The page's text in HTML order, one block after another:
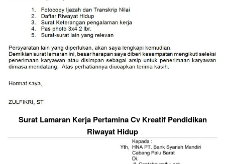
Surat Lamaran Kerja Pertamina Cv Kreatif Pendidikan
Riwayat Hidup